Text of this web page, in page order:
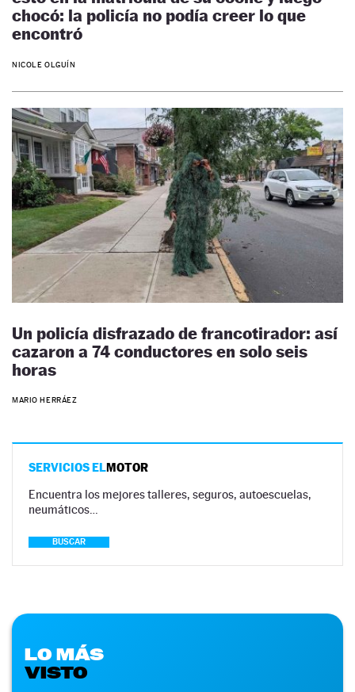
chocó: la policía no podía creer lo que
encontró
NICOLE OLGUÍN
Un policía disfrazado de francotirador: así
cazaron a 74 conductores en solo seis
horas
MARIO HERRÁEZ
SERVICIOS ELMOTOR
Encuentra los mejores talleres, seguros, autoescuelas,
neumáticos…
BUSCAR
LO MÁS
VISTO